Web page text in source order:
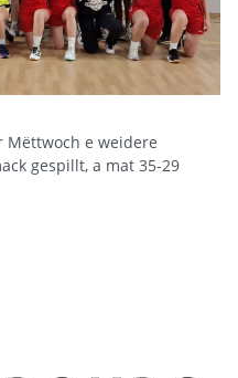
Mëttwoch e weidere
gespillt, a mat 35-29